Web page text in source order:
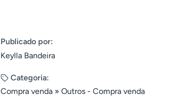
Publicado por:
Keylla Bandeira
Categoria:
Compra venda » Outros - Compra venda